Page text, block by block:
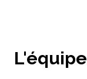
L'équipe